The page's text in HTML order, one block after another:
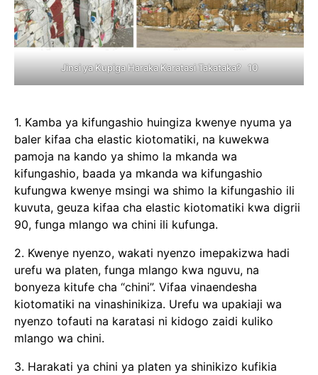
Jinsi ya Kupiga Haraka Karatasi Takataka? 10
1. Kamba ya kifungashio huingiza kwenye nyuma ya
baler kifaa cha elastic kiotomatiki, na kuwekwa
pamoja na kando ya shimo la mkanda wa
kifungashio, baada ya mkanda wa kifungashio
kufungwa kwenye msingi wa shimo la kifungashio ili
kuvuta, geuza kifaa cha elastic kiotomatiki kwa digrii
90, funga mlango wa chini ili kufunga.
2. Kwenye nyenzo, wakati nyenzo imepakizwa hadi
urefu wa platen, funga mlango kwa nguvu, na
bonyeza kitufe cha “chini”. Vifaa vinaendesha
kiotomatiki na vinashinikiza. Urefu wa upakiaji wa
nyenzo tofauti na karatasi ni kidogo zaidi kuliko
mlango wa chini.
3. Harakati ya chini ya platen ya shinikizo kufikia